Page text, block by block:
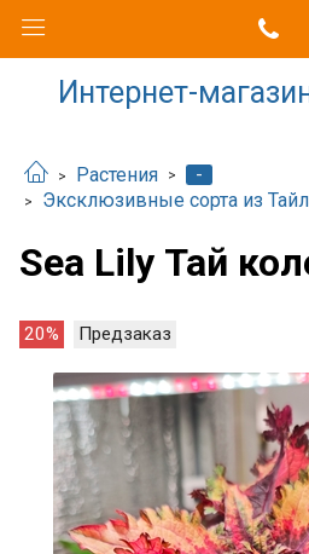
Интернет-
Растения
-
Эксклюзивные сорта из
Sea Lily Тай
20% Предзаказ